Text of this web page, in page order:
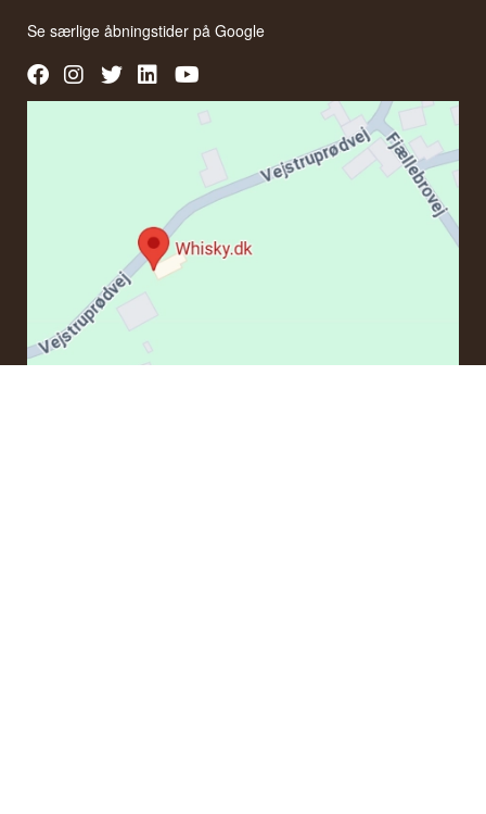
Se særlige åbningstider påGoogle